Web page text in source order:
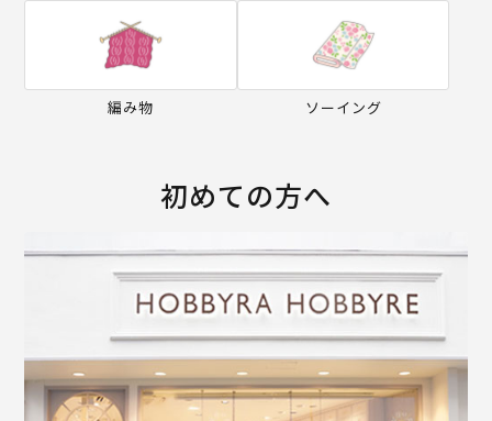
編み物 ソーイング
初めての方へ